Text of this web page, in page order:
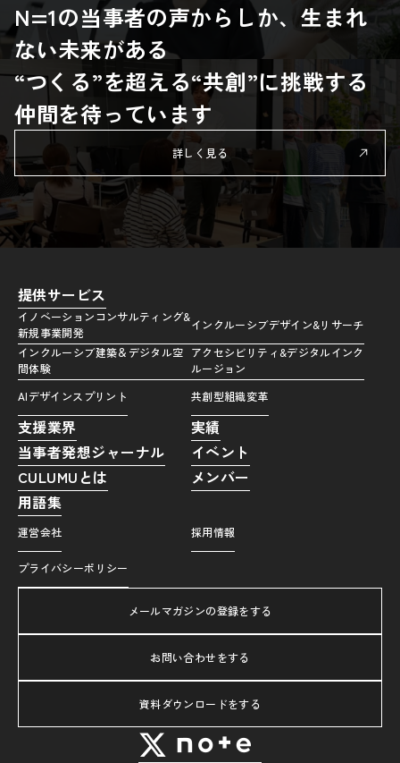
N=1の当事者の声からしか、生まれ
ない未来がある
“つくる”を超える“共創”に挑戦する
仲間を待っています
詳しく見る
提供サービス
イノベーションコンサルティング&
新規事業開発
インクルーシブデザイン&リサーチ
インクルーシブ建築＆デジタル空
間体験
アクセシビリティ&デジタルインク
ルージョン
AIデザインスプリント
共創型組織変革
支援業界
実績
当事者発想ジャーナル
イベント
CULUMUとは
メンバー
用語集
運営会社 採用情報
プライバシーポリシー
メールマガジンの登録をする
お問い合わせをする
資料ダウンロードをする